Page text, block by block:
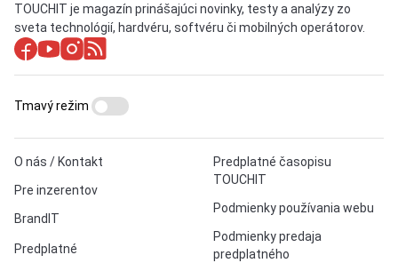
TOUCHIT je magazín prinášajúci novinky, testy a analýzy zo
sveta technológií, hardvéru, softvéru či mobilných operátorov.
O nás / Kontakt
Pre inzerentov
BrandIT
Predplatné
Predplatné časopisu
TOUCHIT
Podmienky používania webu
Podmienky predaja
predplatného
Tmavý režim